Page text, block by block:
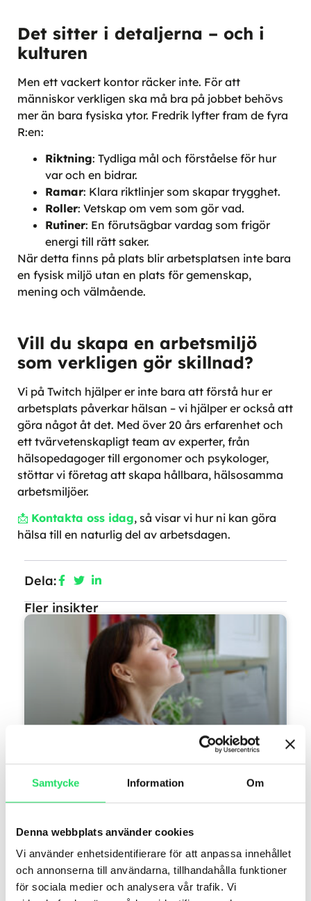
Samtycke Information Om
Denna webbplats använder cookies
Vi använder enhetsidentifierare för att anpassa innehållet
och annonserna till användarna, tillhandahålla funktioner
för sociala medier och analysera vår trafik. Vi
Det sitter i detaljerna – och i
kulturen
Men ett vackert kontor räcker inte. För att
människor verkligen ska må bra på jobbet behövs
mer än bara fysiska ytor. Fredrik lyfter fram de fyra
R:en:
Riktning: Tydliga mål och förståelse för hur
var och en bidrar.
Ramar: Klara riktlinjer som skapar trygghet.
Roller: Vetskap om vem som gör vad.
Rutiner: En förutsägbar vardag som frigör
energi till rätt saker.
När detta finns på plats blir arbetsplatsen inte bara
en fysisk miljö utan en plats för gemenskap,
mening och välmående.
Vill du skapa en arbetsmiljö
som verkligen gör skillnad?
Vi på Twitch hjälper er inte bara att förstå hur er
arbetsplats påverkar hälsan – vi hjälper er också att
göra något åt det. Med över 20 års erfarenhet och
ett tvärvetenskapligt team av experter, från
hälsopedagoger till ergonomer och psykologer,
stöttar vi företag att skapa hållbara, hälsosamma
arbetsmiljöer.
📩 Kontakta oss idag, så visar vi hur ni kan göra
hälsa till en naturlig del av arbetsdagen.
Dela:
Fler insikter
Återhämtning med
tvärtompauser: Så får du mer
Återhämtning är en fysiologisk process som
ger människan fysiskt och psykiskt utrymme
att återgå från belastning till ett balanserat
tillstånd.